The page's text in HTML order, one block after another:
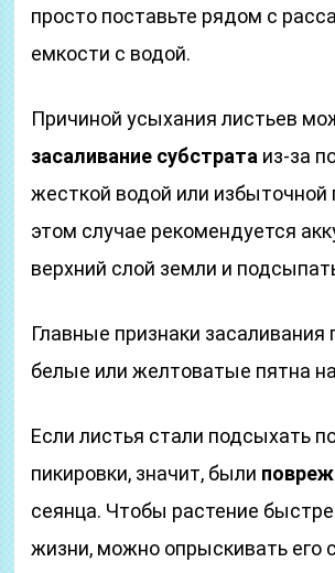
просто поставьте рядом с
емкости с водой.
Причиной усыхания листьев
засаливание субстрата из-за
жесткой водой или избыточной
этом случае рекомендуется
верхний слой земли и
Главные признаки засаливания
белые или желтоватые пятна
Если листья стали подсыхать
пикировки, значит, были
сеянца. Чтобы растение
жизни, можно опрыскивать его